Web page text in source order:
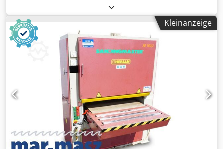
Max. Bearbeitungshöhe: 110 mm 2 Aggregate: 1) Gerillte
Gummiwalze zum Kalibrieren 2) Gerillte Gummiwalze zum
Kalibrieren + Schuh + Metallwalze *Von oben: Einzugs-
Metallrolle, gleitend Aggregat Gleitende Metallrolle
Aggregat Metallrolle, gleitend *Von unten: 2 gleitende
Metallrollen Zugband 2 gleitende Metallrollen Cedpszmgk
Hjfx Afpoha Pneumatische Bandoszillation 2
Vorschubgeschwindigkeiten Motor: 2×7,5 kW Elektrische
Tischverstellung Betriebsdruck: 6–8 bar
Absaugstutzendurchmesser: 2x160 mm Gesamtmaße
(L/B/H): 1650x1060x1970 mm Gewicht: 972 kg – Polnische
Produktion – 2 Aggregate – Unlackiert – Sehr guter Zustand
– Gebrauchte Schleifmaschine Nettopreis: 25.900 PLN
Nettopreis: 6.160 EUR (je nach Kurs 4,2 EUR) (Die Preise
Kleinanzeige